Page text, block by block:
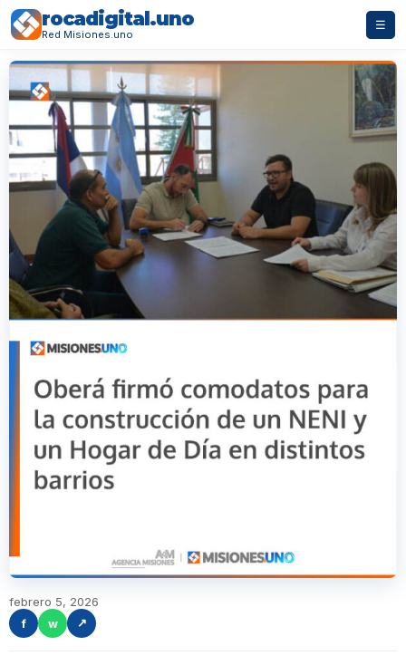
rocadigital.uno
Red Misiones.uno
☰
febrero 5, 2026
f
w ↗